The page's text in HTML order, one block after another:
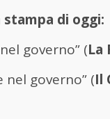
stampa di oggi:
governo” (La
nel governo” (Il